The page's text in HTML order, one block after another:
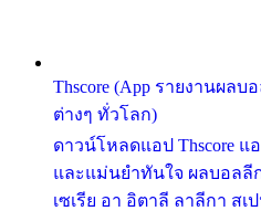
Thscore (App รายงานผล
ต่างๆ ทั่วโลก)
ดาวน์โหลดแอป Thscore แ
และแม่นยำทันใจ ผลบอลลี
เซเรีย อา อิตาลี ลาลีกา สเ